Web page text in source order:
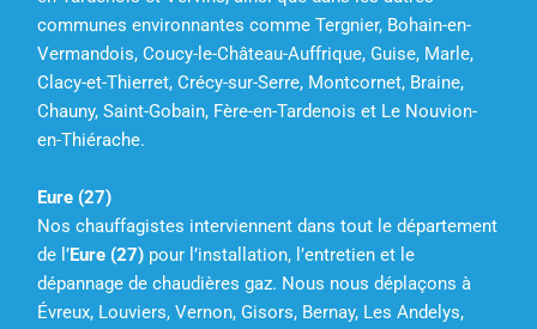
communes environnantes comme Tergnier, Bohain-en-
Vermandois, Coucy-le-Château-Auffrique, Guise, Marle,
Clacy-et-Thierret, Crécy-sur-Serre, Montcornet, Braine,
Chauny, Saint-Gobain, Fère-en-Tardenois et Le Nouvion-
en-Thiérache.
Eure (27)
Nos chauffagistes interviennent dans tout le département
de l’Eure (27) pour l’installation, l’entretien et le
dépannage de chaudières gaz. Nous nous déplaçons à
Évreux, Louviers, Vernon, Gisors, Bernay, Les Andelys,